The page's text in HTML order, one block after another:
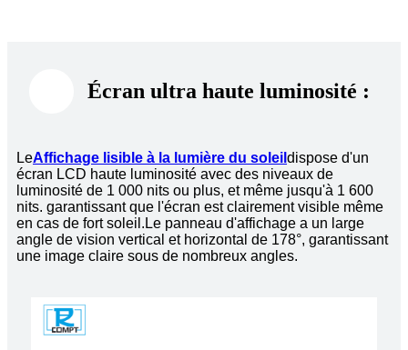
Écran ultra haute luminosité :
LeAffichage lisible à la lumière du soleil dispose d'un
écran LCD haute luminosité avec des niveaux de
luminosité de 1 000 nits ou plus, et même jusqu'à 1 600
nits. garantissant que l'écran est clairement visible même
en cas de fort soleil. Le panneau d'affichage a un large
angle de vision vertical et horizontal de 178°, garantissant
une image claire sous de nombreux angles.